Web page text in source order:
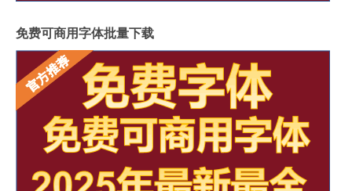
免费可商用字体批量下载